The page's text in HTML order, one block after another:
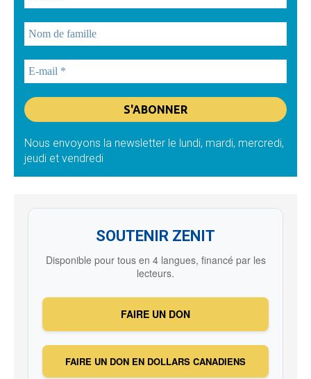
Nous envoyons la newsletter le lundi, mardi, mercredi,
jeudi et vendredi
SOUTENIR ZENIT
Disponible pour tous en 4 langues, financé par les
lecteurs.
FAIRE UN DON
FAIRE UN DON EN DOLLARS CANADIENS